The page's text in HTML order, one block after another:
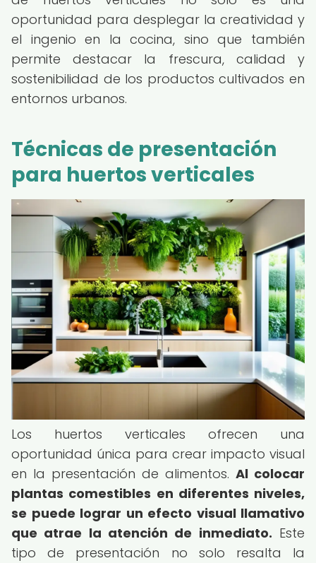
oportunidad para desplegar la creatividad y
el ingenio en la cocina, sino que también
permite destacar la frescura, calidad y
sostenibilidad de los productos cultivados en
entornos urbanos.
Técnicas de presentación
para huertos verticales
Los huertos verticales ofrecen una
oportunidad única para crear impacto visual
en la presentación de alimentos. Al colocar
plantas comestibles en diferentes niveles,
se puede lograr un efecto visual llamativo
que atrae la atención de inmediato. Este
tipo de presentación no solo resalta la